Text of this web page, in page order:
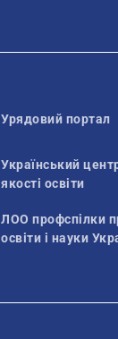
Урядовий портал
Український
якості освіти
ЛОО профспілки
освіти і науки